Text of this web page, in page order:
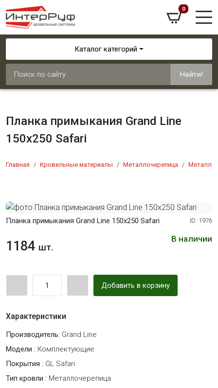
0
Каталог категорий
Найти!
Планка примыкания Grand Line
150х250 Safari
Главная Кровельные материалы Металлочерепица
Планка примыкания Grand Line 150х250 Safari ID: 1976
В наличии
1184 шт.
Добавить в корзину
Характеристики
Производитель: Grand Line
Модели : Комплектующие
Покрытия : GL Safari
Тип кровли : Металлочерепица